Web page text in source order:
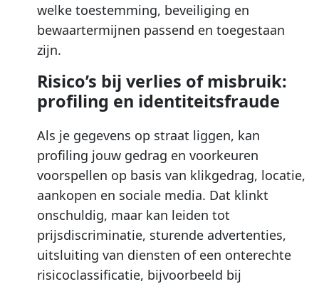
welke toestemming, beveiliging en
bewaartermijnen passend en toegestaan
zijn.
Risico’s bij verlies of misbruik:
profiling en identiteitsfraude
Als je gegevens op straat liggen, kan
profiling jouw gedrag en voorkeuren
voorspellen op basis van klikgedrag, locatie,
aankopen en sociale media. Dat klinkt
onschuldig, maar kan leiden tot
prijsdiscriminatie, sturende advertenties,
uitsluiting van diensten of een onterechte
risicoclassificatie, bijvoorbeeld bij